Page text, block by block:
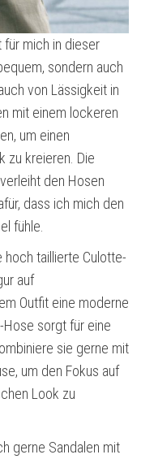
für mich in dieser
sondern auch
von Lässigkeit in
mit einem lockeren
um einen
zu kreieren. Die
den Hosen
dass ich mich den
fühle.
taillierte Culotte-
auf
Outfit eine moderne
sorgt für eine
sie gerne mit
um den Fokus auf
Look zu
gerne Sandalen mit